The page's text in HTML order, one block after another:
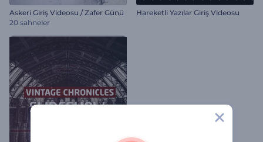
Askeri Giriş Videosu / Zafer Günü
20 sahneler
Hareketli Yazılar Giriş Videosu